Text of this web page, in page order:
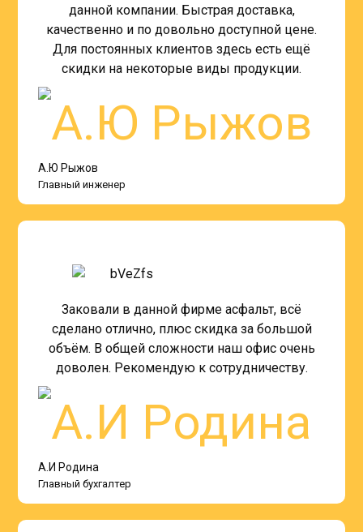
данной компании. Быстрая доставка,
качественно и по довольно доступной цене.
Для постоянных клиентов здесь есть ещё
скидки на некоторые виды продукции.
А.Ю Рыжов
Главный инженер
Заковали в данной фирме асфальт, всё
сделано отлично, плюс скидка за большой
объём. В общей сложности наш офис очень
доволен. Рекомендую к сотрудничеству.
А.И Родина
Главный бухгалтер